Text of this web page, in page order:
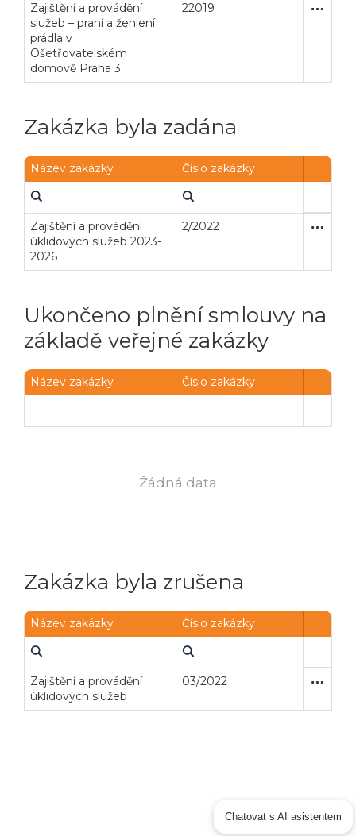
Zajištění a provádění
služeb – praní a žehlení
prádla v
Ošetřovatelském
domově Praha 3
22019 Služby
Zakázka byla zadána
Název zakázky Číslo zakázky
Zajištění a provádění
úklidových služeb 2023-
2026
2/2022 Služby
Ukončeno plnění smlouvy na
základě veřejné zakázky
Název zakázky Číslo zakázky
Žádná data
Zakázka byla zrušena
Název zakázky Číslo zakázky
Zajištění a provádění
úklidových služeb
03/2022 Služby
Chatovat s AI asistentem
Poslat
Powered by chaterimo